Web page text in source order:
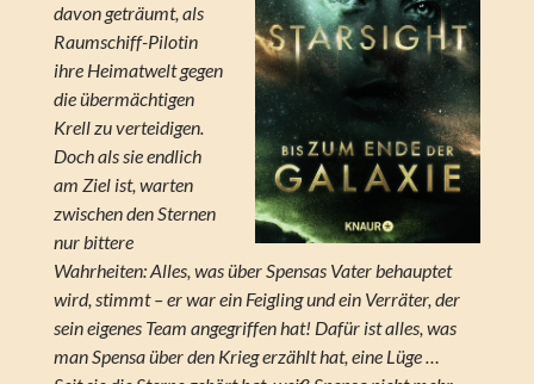
davon geträumt, als
Raumschiff-Pilotin
ihre Heimatwelt gegen
die übermächtigen
Krell zu verteidigen.
Doch als sie endlich
am Ziel ist, warten
zwischen den Sternen
nur bittere
Wahrheiten: Alles, was über Spensas Vater behauptet
wird, stimmt – er war ein Feigling und ein Verräter, der
sein eigenes Team angegriffen hat! Dafür ist alles, was
man Spensa über den Krieg erzählt hat, eine Lüge …